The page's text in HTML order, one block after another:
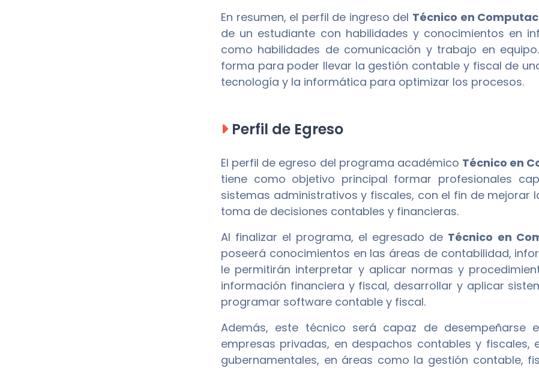
En resumen, el perfil de ingreso del Técnico en
de un estudiante con habilidades y conocimientos en
como habilidades de comunicación y trabajo en
forma para poder llevar la gestión contable y fiscal de
tecnología y la informática para optimizar los procesos.
Perfil de Egreso
El perfil de egreso del programa académico Técnico en
tiene como objetivo principal formar profesionales
sistemas administrativos y fiscales, con el fin de mejorar
toma de decisiones contables y financieras.
Al finalizar el programa, el egresado de Técnico en
poseerá conocimientos en las áreas de contabilidad,
le permitirán interpretar y aplicar normas y
información financiera y fiscal, desarrollar y aplicar
programar software contable y fiscal.
Además, este técnico será capaz de
empresas privadas, en despachos contables y
gubernamentales, en áreas como la gestión contable,